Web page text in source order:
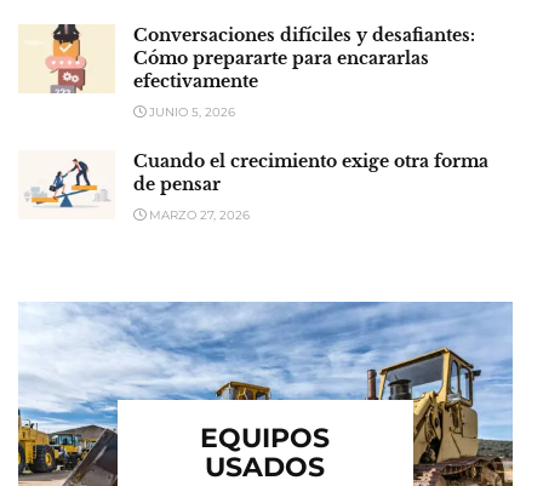
Conversaciones difíciles y desafiantes:
Cómo prepararte para encararlas
efectivamente
JUNIO 5, 2026
Cuando el crecimiento exige otra forma
de pensar
MARZO 27, 2026
EQUIPOS
USADOS